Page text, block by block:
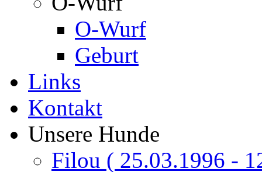
O-Wurf
Geburt
Links
Kontakt
Unsere Hunde
Filou ( 25.03.1996 -